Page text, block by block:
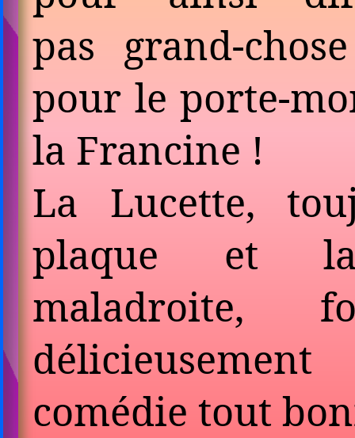
pas grand-
pour le porte-
la Francine !
La Lucette,
plaque et
maladroite,
comédie tout